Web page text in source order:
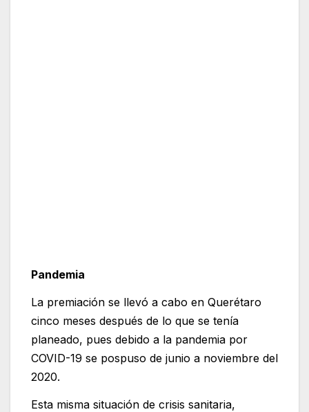
Pandemia
La premiación se llevó a cabo en Querétaro
cinco meses después de lo que se tenía
planeado, pues debido a la pandemia por
COVID-19 se pospuso de junio a noviembre del
2020.
Esta misma situación de crisis sanitaria,